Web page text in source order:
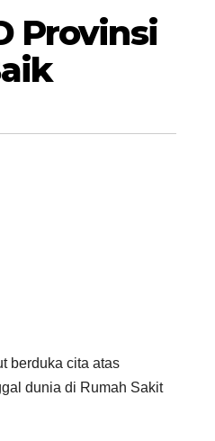
Provinsi
berduka cita atas
dunia di Rumah Sakit